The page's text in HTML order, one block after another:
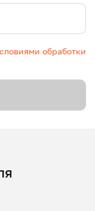
обработки